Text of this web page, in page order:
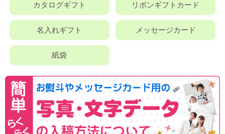
カタログギフト リボンギフトカード
名入れギフト メッセージカード
紙袋